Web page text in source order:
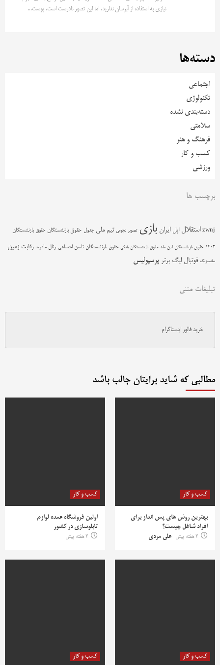
نیازی به استفاده از آبرسان ندارید. اما این تصور نادرست است. پوست...
دسته‌ها
اجتماعی
تکنولوژی
دسته‌بندی نشده
سلامتی
فرهنگ و هنر
کسب و کار
ورزشی
برچسب ها
zwnj استقلال اپل ایران بازی تصویر نجومی تیم ملی جدول حقوق بازنشستگان حقوق بازنشستگان
1402 حقوق بازنشستگان این ماه حقوق بازنشستگان بانکی حقوق بازنشستگان تامین اجتماعی رئال مادرید رقابت زمین
سامسونگ فوتبال لیگ برتر پرسپولیس
تبلیغات متنی
خرید فالور اینستاگرام
مطالبی که شاید برایتان جالب باشد
کسب و کار
بهترین روش‌ های پس‌ انداز برای
افراد شاغل چیست؟
2 هفته پیش
علی مردی
کسب و کار
اولین فروشگاه عمده لوازم
تابلوسازی در کشور
2 هفته پیش
کسب و کار کسب و کار